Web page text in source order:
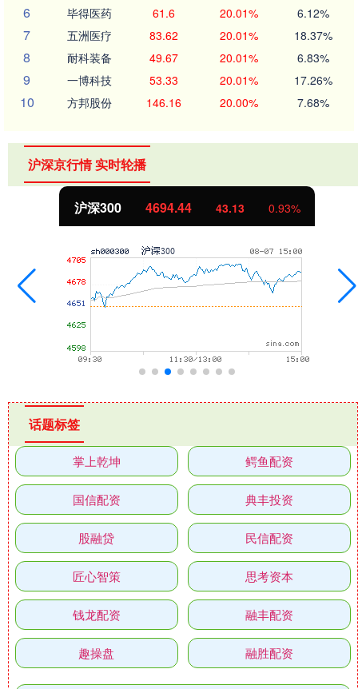
6 毕得医药 61.6 20.01% 6.12%
7 五洲医疗 83.62 20.01% 18.37%
8 耐科装备 49.67 20.01% 6.83%
9 一博科技 53.33 20.01% 17.26%
10 方邦股份 146.16 20.00% 7.68%
沪深京行情 实时轮播
沪深300 4694.44 43.13 0.93%
话题标签
掌上乾坤 鳄鱼配资
国信配资 典丰投资
股融贷 民信配资
匠心智策 思考资本
钱龙配资 融丰配资
趣操盘 融胜配资